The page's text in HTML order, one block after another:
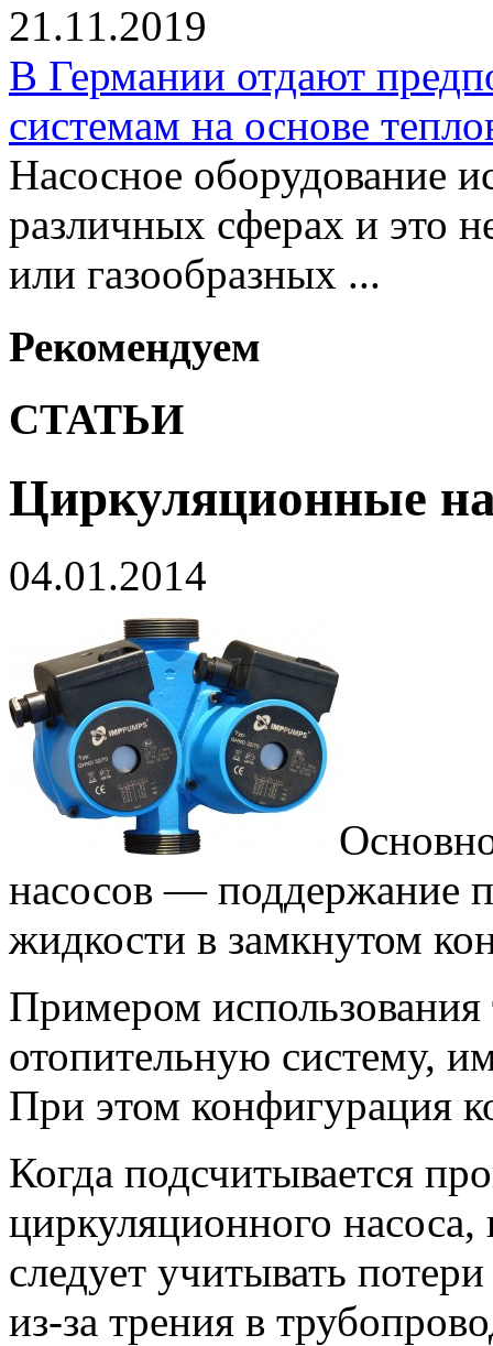
21.11.2019
В Германии отдают
системам на основе
Насосное оборудование
различных сферах и это
или газообразных ...
Рекомендуем
СТАТЬИ
Циркуляционные
04.01.2014
насосов — поддержание
жидкости в замкнутом
Примером
отопительную систему,
При этом конфигурация
Когда подсчитывается
циркуляционного
следует учитывать
из-за трения в